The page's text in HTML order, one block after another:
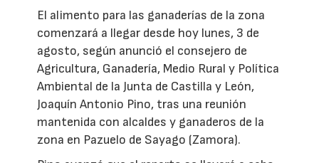
El alimento para las ganaderías de la zona
comenzará a llegar desde hoy lunes, 3 de
agosto, según anunció el consejero de
Agricultura, Ganadería, Medio Rural y Política
Ambiental de la Junta de Castilla y León,
Joaquín Antonio Pino, tras una reunión
mantenida con alcaldes y ganaderos de la
zona en Pazuelo de Sayago (Zamora).